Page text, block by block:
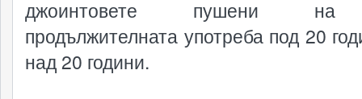
джоинтовете пушени
продължителната употреба под 20
над 20 години.